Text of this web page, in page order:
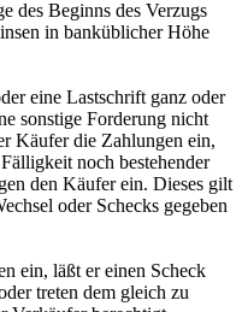
des Beginns des Verzugs
in banküblicher Höhe
eine Lastschrift ganz oder
sonstige Forderung nicht
Käufer die Zahlungen ein,
noch bestehender
den Käufer ein. Dieses gilt
oder Schecks gegeben
ein, läßt er einen Scheck
treten dem gleich zu